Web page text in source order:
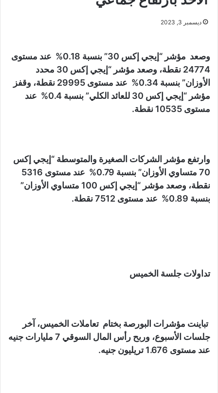
ديسمبر 3, 2023
وصعد مؤشر “إيجي إكس 30” بنسبة 0.18% عند مستوى
24774 نقطة، وصعد مؤشر “إيجي إكس 30 محدد
الأوزان” بنسبة 0.34% عند مستوى 29995 نقطة، وقفز
مؤشر “إيجي إكس 30 للعائد الكلي” بنسبة 0.4% عند
مستوى 10535 نقطة.
وارتفع مؤشر الشركات الصغيرة والمتوسطة “إيجي إكس
70 متساوي الأوزان” بنسبة 0.79% عند مستوى 5316
نقطة، وصعد مؤشر “إيجي إكس 100 متساوي الأوزان”
بنسبة 0.89% عند مستوى 7512 نقطة.
تداولات جلسة الخميس
تباينت مؤشرات البورصة بختام تعاملات الخميس، آخر
جلسات الأسبوع، وربح رأس المال السوقي 7 مليارات جنيه
عند مستوى 1.676 تريليون جنيه.